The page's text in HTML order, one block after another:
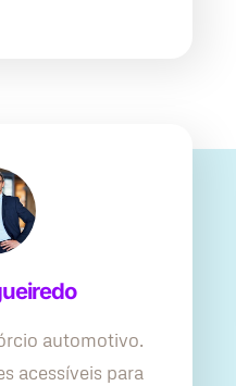
automotivo.
acessíveis para